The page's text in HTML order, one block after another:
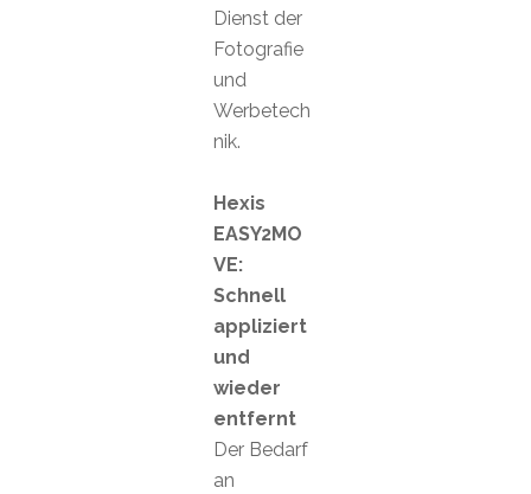
Dienst der
Fotografie
und
Werbetech
nik.
Hexis
EASY2MO
VE:
Schnell
appliziert
und
wieder
entfernt
Der Bedarf
an